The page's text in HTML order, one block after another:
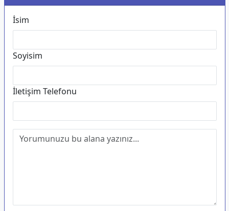
İsim
Soyisim
İletişim Telefonu